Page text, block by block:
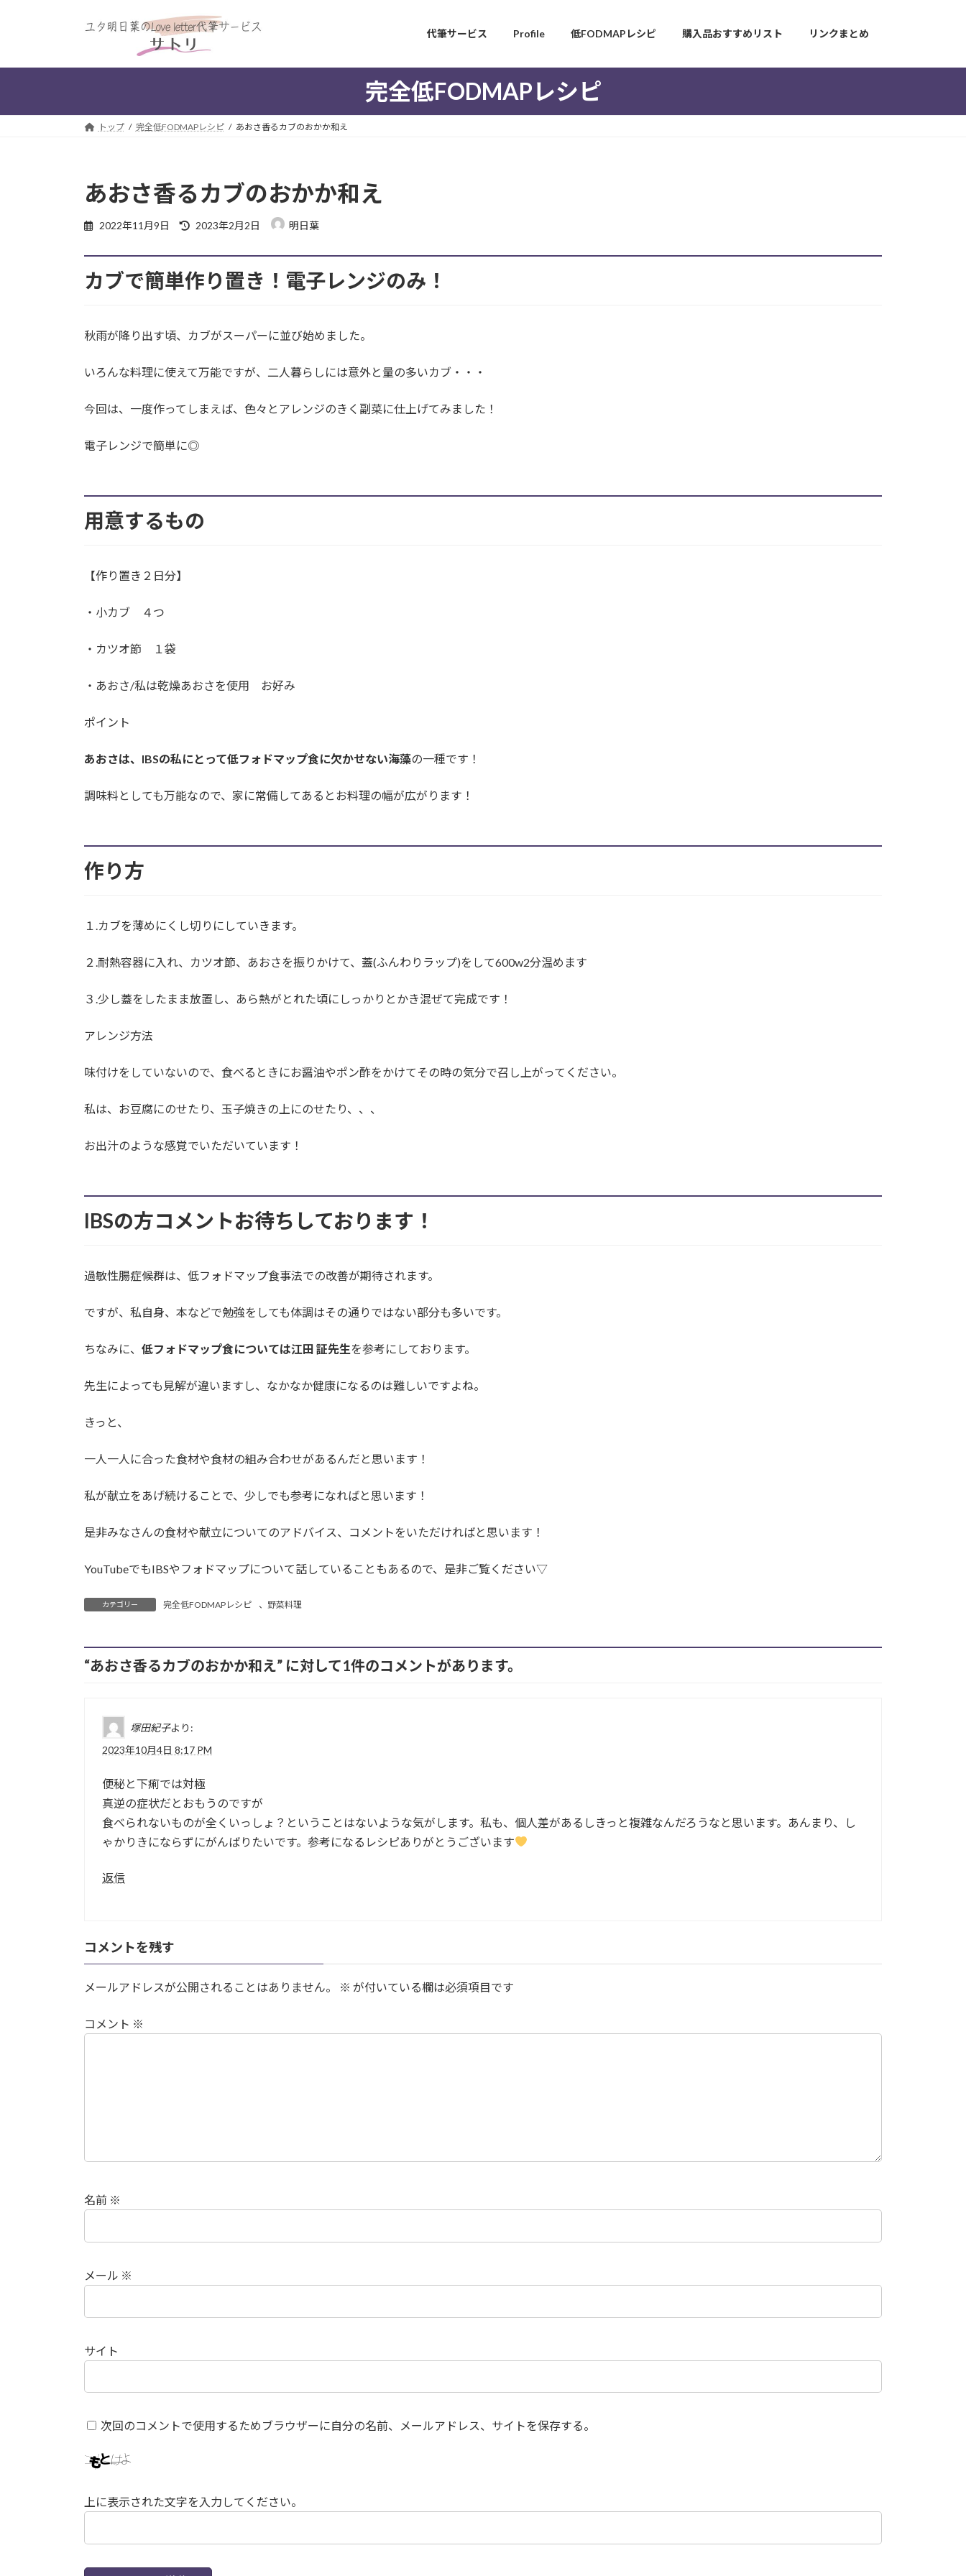
ス
ン
代筆サービス Profile 低FODMAPレシピ 購入品おすすめリスト リンクまとめ
完全低FODMAPレシピ
トップ 完全低FODMAPレシピ あおさ香るカブのおかか和え
あおさ香るカブのおかか和え
2022年11月9日
最
日
時
2023年2月2日 明日葉
カブで簡単作り置き！電子レンジのみ！
秋雨が降り出す頃、カブがスーパーに並び始めました。
いろんな料理に使えて万能ですが、二人暮らしには意外と量の多いカブ・・・
今回は、一度作ってしまえば、色々とアレンジのきく副菜に仕上げてみました！
電子レンジで簡単に◎
用意するもの
【作り置き２日分】
・小カブ ４つ
・カツオ節 １袋
・あおさ/私は乾燥あおさを使用 お好み
ポイント
あおさは、IBSの私にとって低フォドマップ食に欠かせない海藻の一種です！
調味料としても万能なので、家に常備してあるとお料理の幅が広がります！
作り方
１.カブを薄めにくし切りにしていきます。
２.耐熱容器に入れ、カツオ節、あおさを振りかけて、蓋(ふんわりラップ)をして600w2分温めます
３.少し蓋をしたまま放置し、あら熱がとれた頃にしっかりとかき混ぜて完成です！
アレンジ方法
味付けをしていないので、食べるときにお醤油やポン酢をかけてその時の気分で召し上がってください。
私は、お豆腐にのせたり、玉子焼きの上にのせたり、、、
お出汁のような感覚でいただいています！
IBSの方コメントお待ちしております！
過敏性腸症候群は、低フォドマップ食事法での改善が期待されます。
ですが、私自身、本などで勉強をしても体調はその通りではない部分も多いです。
ちなみに、 低フォドマップ食については江田 証先生を参考にしております。
先生によっても見解が違いますし、なかなか健康になるのは難しいですよね。
きっと、
一人一人に合った食材や食材の組み合わせがあるんだと思います！
私が献立をあげ続けることで、少しでも参考になればと思います！
是非みなさんの食材や献立についてのアドバイス、コメントをいただければと思います！
YouTubeでもIBSやフォドマップについて話していることもあるので、是非ご覧ください▽
カテゴリー 完全低FODMAPレシピ 、 野菜料理
“あおさ香るカブのおかか和え ” に対して1件のコメントがあります。
塚田紀子より:
2023年10月4日 8:17 PM
便秘と下痢では対極
真逆の症状だとおもうのですが
食べられないものが全くいっしょ？ということはないような気がします。私も、個人差があるしきっと複雑なんだろうなと思います。あんまり、し
ゃかりきにならずにがんばりたいです。参考になるレシピありがとうございます
返信
コメントを残す
メールアドレスが公開されることはありません。 ※ が付いている欄は必須項目です
コメント ※
名前 ※
メール ※
サイト
次回のコメントで使用するためブラウザーに自分の名前、メールアドレス、サイトを保存する。
上に表示された文字を入力してください。